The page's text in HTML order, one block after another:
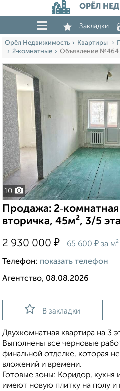
ОРЁЛ
Закладки
Орёл Недвижимость Квартиры
2‑комнатные
Объявление №464
10
Продажа:
вторичка, 45м², 3/5
2 930 000 ₽ 65 600 ₽ за м²
Телефон: показать телефон
Агентство, 08.08.2026
В закладки
Двухкомнатная квартира на 3
Выполнены все черновые
финальной отделке, которая
вложений и времени.
Готовые зоны: Коридор, кухня
имеют новую плитку на полу и